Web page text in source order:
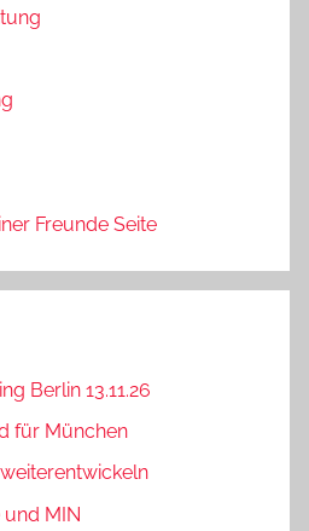
Freunde Seite
Berlin 13.11.26
für München
und MIN